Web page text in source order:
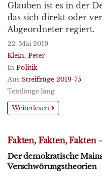
Glauben ist es in der
das sich direkt oder
Abgeordneter regiert.
22. Mai 2019
Klein, Peter
In Politik
Aus Streifzüge 2019-75
Textlänge lang
Weiterlesen
Fakten, Fakten, Fakten
Der demokratische
Verschwörungstheorien